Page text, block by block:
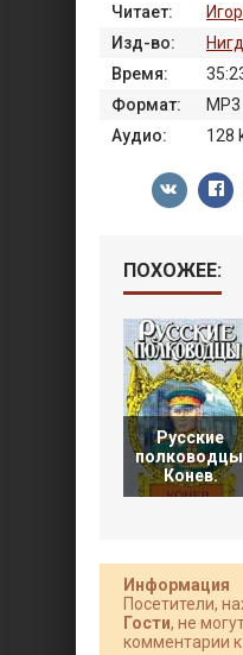
Читает:
Изд-во:
Время:
Формат:
MP3
Аудио:
128
ПОХОЖЕЕ:
Русские
Конев.
Информация
Посетители,
Гости, не
комментарии